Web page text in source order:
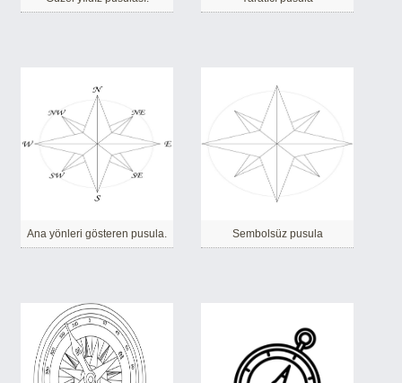
Ana yönleri gösteren pusula. Sembolsüz pusula